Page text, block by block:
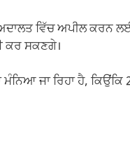
ਵਿੱਚ ਅਪੀਲ ਕਰਨ
ਕਰ ਸਕਣਗੇ।
ਜਾ ਰਿਹਾ ਹੈ, ਕਿਉਂਕਿ